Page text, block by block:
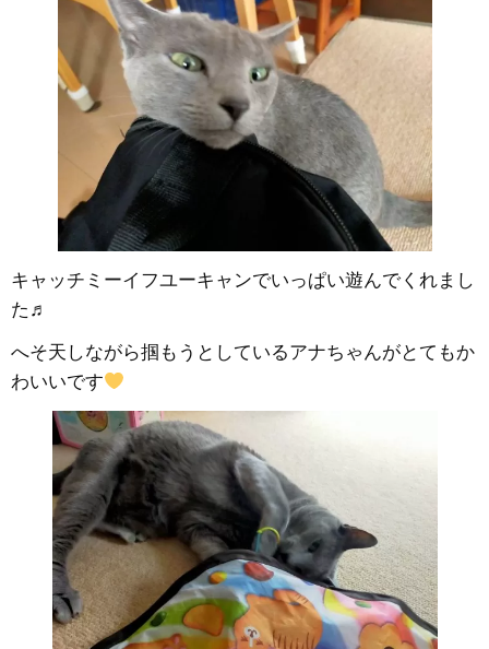
キャッチミーイフユーキャンでいっぱい遊んでくれまし
た♬
へそ天しながら掴もうとしているアナちゃんがとてもか
わいいです